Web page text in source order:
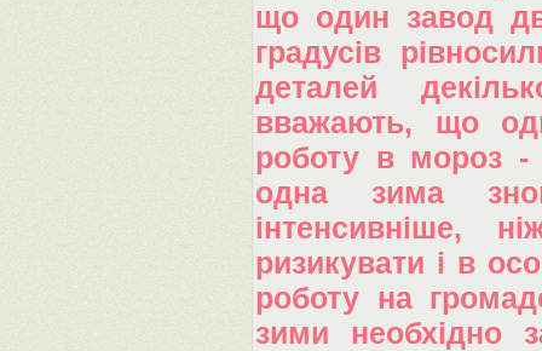
що один завод
градусів
деталей
вважають, що
роботу в мороз -
одна зима
інтенсивніше,
ризикувати і в
роботу на
зими необхідно